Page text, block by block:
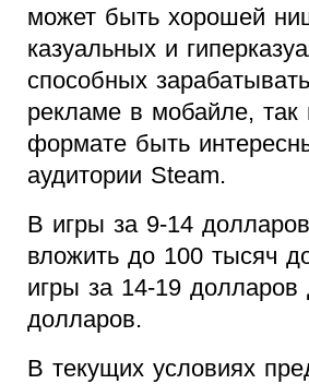
может быть хорошей
казуальных и
способных
рекламе в мобайле,
формате быть
аудитории Steam.
В игры за 9-14
вложить до 100 тысяч
игры за 14-19 долларов
долларов.
В текущих условиях